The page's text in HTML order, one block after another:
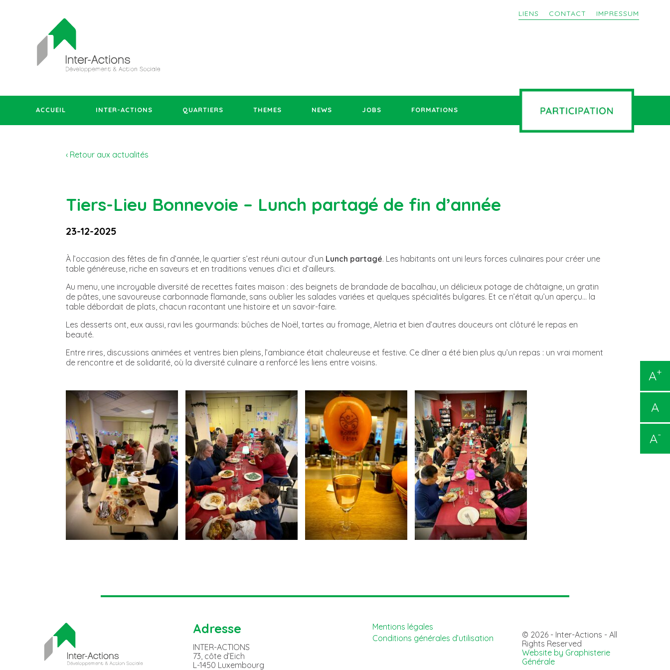
LIENS CONTACT IMPRESSUM
ACCUEIL INTER-ACTIONS QUARTIERS THEMES NEWS JOBS FORMATIONS
A+
A
A-
‹ Retour aux actualités
Tiers-Lieu Bonnevoie – Lunch partagé de fin d’année
23-12-2025
À l’occasion des fêtes de fin d’année, le quartier s’est réuni autour d’un Lunch partagé. Les habitants ont uni leurs forces culinaires pour créer une
table généreuse, riche en saveurs et en traditions venues d’ici et d’ailleurs.
Au menu, une incroyable diversité de recettes faites maison : des beignets de brandade de bacalhau, un délicieux potage de châtaigne, un gratin
de pâtes, une savoureuse carbonnade flamande, sans oublier les salades variées et quelques spécialités bulgares. Et ce n’était qu’un aperçu… la
table débordait de plats, chacun racontant une histoire et un savoir-faire.
Les desserts ont, eux aussi, ravi les gourmands: bûches de Noël, tartes au fromage, Aletria et bien d’autres douceurs ont clôturé le repas en
beauté.
Entre rires, discussions animées et ventres bien pleins, l’ambiance était chaleureuse et festive. Ce dîner a été bien plus qu’un repas : un vrai moment
de rencontre et de solidarité, où la diversité culinaire a renforcé les liens entre voisins.
Adresse
INTER-ACTIONS
73, côte d’Eich
L-1450 Luxembourg
Mentions légales
Conditions générales d’utilisation
© 2026 - Inter-Actions - All
Rights Reserved
Website by Graphisterie
Générale